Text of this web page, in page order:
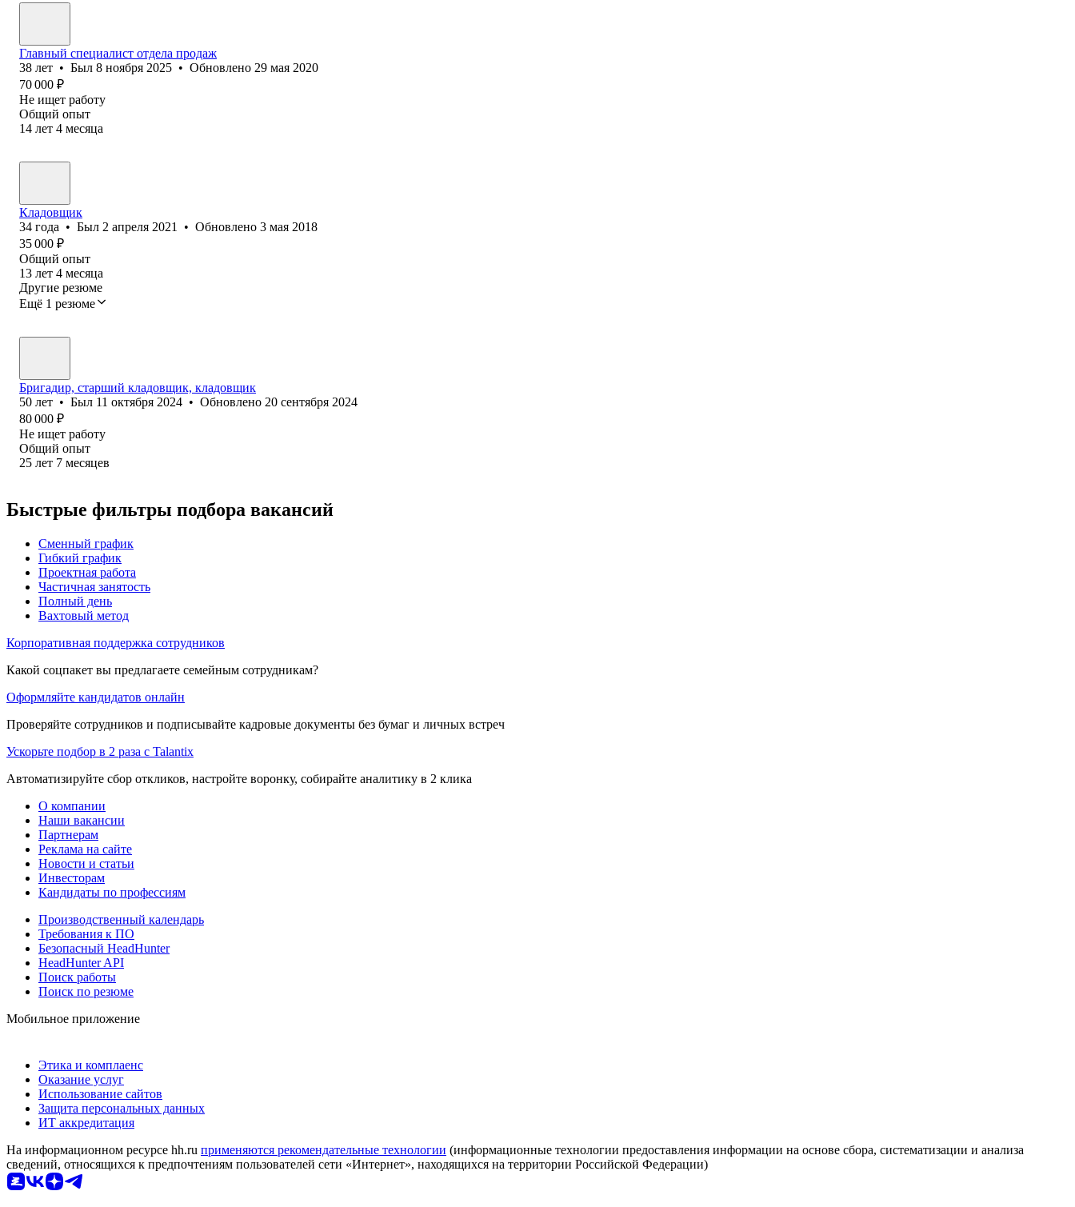
Главный специалист отдела продаж
38 лет • Был 8 ноября 2025 • Обновлено 29 мая 2020
70 000 ₽
Не ищет работу
Общий опыт
14 лет 4 месяца
Кладовщик
34 года • Был 2 апреля 2021 • Обновлено 3 мая 2018
35 000 ₽
Общий опыт
13 лет 4 месяца
Другие резюме
Ещё 1 резюме
Бригадир, старший кладовщик, кладовщик
50 лет • Был 11 октября 2024 • Обновлено 20 сентября 2024
80 000 ₽
Не ищет работу
Общий опыт
25 лет 7 месяцев
Быстрые фильтры подбора вакансий
Сменный график
Гибкий график
Проектная работа
Частичная занятость
Полный день
Вахтовый метод
Корпоративная поддержка сотрудников
Какой соцпакет вы предлагаете семейным сотрудникам?
Оформляйте кандидатов онлайн
Проверяйте сотрудников и подписывайте кадровые документы без бумаг и личных встреч
Ускорьте подбор в 2 раза с Talantix
Автоматизируйте сбор откликов, настройте воронку, собирайте аналитику в 2 клика
О компании
Наши вакансии
Партнерам
Реклама на сайте
Новости и статьи
Инвесторам
Кандидаты по профессиям
Производственный календарь
Требования к ПО
Безопасный HeadHunter
HeadHunter API
Поиск работы
Поиск по резюме
Мобильное приложение
Этика и комплаенс
Оказание услуг
Использование сайтов
Защита персональных данных
ИТ аккредитация
На информационном ресурсе hh.ru применяются рекомендательные технологии (информационные технологии предоставления информации на основе сбора, систематизации и анализа
сведений, относящихся к предпочтениям пользователей сети «Интернет», находящихся на территории Российской Федерации)